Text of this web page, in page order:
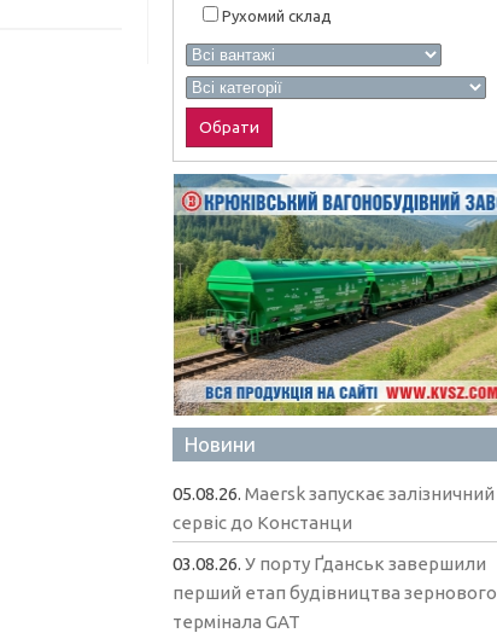
Рухомий склад
Новини
05.08.26.Maersk запускає залізничний
сервіс до Констанци
03.08.26.У порту Ґданськ завершили
перший етап будівництва зернового
термінала GAT